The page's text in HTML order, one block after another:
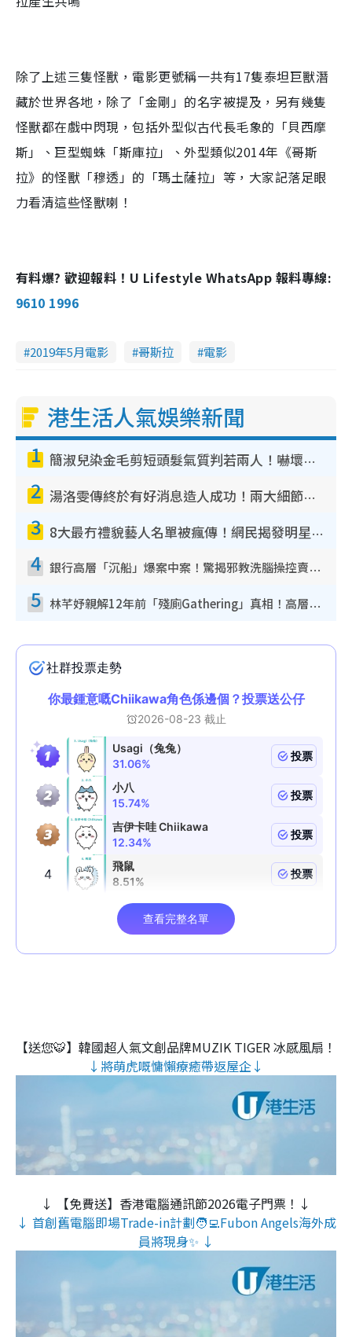
除了上述三隻怪獸，電影更號稱一共有17隻泰坦巨獸潛
藏於世界各地，除了「金剛」的名字被提及，另有幾隻
怪獸都在戲中閃現，包括外型似古代長毛象的「貝西摩
斯」、巨型蜘蛛「斯庫拉」、外型類似2014年《哥斯
拉》的怪獸「穆透」的「瑪土薩拉」等，大家記落足眼
力看清這些怪獸喇！
有料爆? 歡迎報料！U Lifestyle WhatsApp 報料專線:
9610 1996
2019年5月電影 哥斯拉 電影
港生活人氣娛樂新聞
1 簡淑兒染金毛剪短頭髮氣質判若兩人！嚇壞老公麥大力都認唔出：「你做咩事？」
2 湯洛雯傳終於有好消息造人成功！兩大細節曝孕味極濃惹猜測：大肚婆先會咁！
3 8大最冇禮貌藝人名單被瘋傳！網民揭發明星真面目 一致數臭呢位係無品天花板？
4 銀行高層「沉船」爆案中案！驚揭邪教洗腦操控賣淫被吞600萬 幕後黑手講多錯多
5 林芊妤親解12年前「殘廁Gathering」真相！高層解約一句話重創尊嚴至今拒返TVB
【送您🐯】韓國超人氣文創品牌MUZIK TIGER 冰感風扇！
↓將萌虎嘅慵懶療癒帶返屋企↓
↓ 【免費送】香港電腦通訊節2026電子門票！↓
↓ 首創舊電腦即場Trade-in計劃🧑‍💻Fubon Angels海外成
員將現身✨ ↓